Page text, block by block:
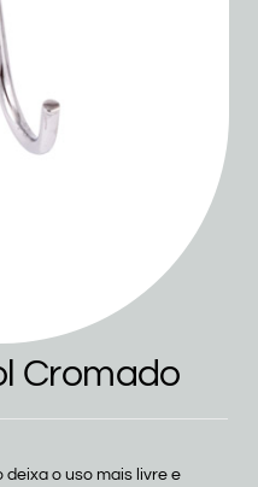
Cromado
o uso mais livre e